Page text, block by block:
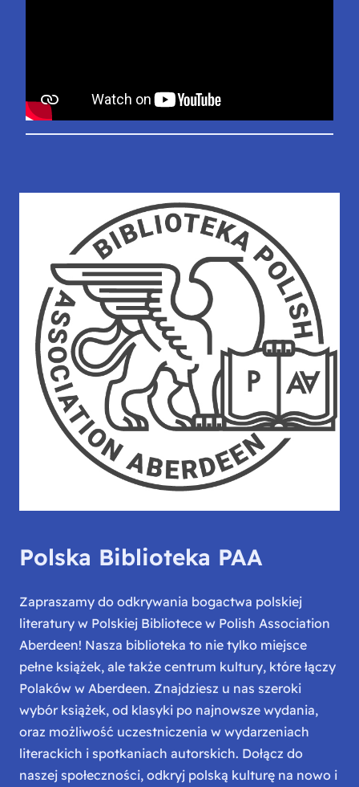
Polska Biblioteka PAA
Zapraszamy do odkrywania bogactwa polskiej
literatury w Polskiej Bibliotece w Polish Association
Aberdeen! Nasza biblioteka to nie tylko miejsce
pełne książek, ale także centrum kultury, które łączy
Polaków w Aberdeen. Znajdziesz u nas szeroki
wybór książek, od klasyki po najnowsze wydania,
oraz możliwość uczestniczenia w wydarzeniach
literackich i spotkaniach autorskich. Dołącz do
naszej społeczności, odkryj polską kulturę na nowo i